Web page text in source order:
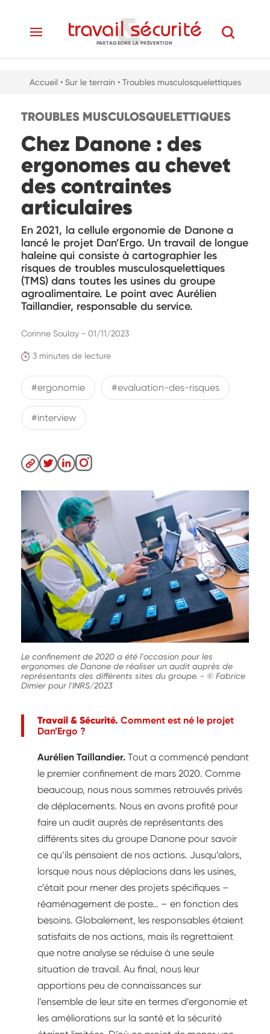
PARTAGEONS LA PRÉVENTION
Accueil • Sur le terrain • Troubles musculosquelettiques
TROUBLES MUSCULOSQUELETTIQUES
Chez Danone : des
ergonomes au chevet
des contraintes
articulaires
En 2021, la cellule ergonomie de Danone a
lancé le projet Dan’Ergo. Un travail de longue
haleine qui consiste à cartographier les
risques de troubles musculosquelettiques
(TMS) dans toutes les usines du groupe
agroalimentaire. Le point avec Aurélien
Taillandier, responsable du service.
3 minutes de lecture
Corinne Soulay - 01/11/2023
#ergonomie #evaluation-des-risques
#interview
Le confinement de 2020 a été l'occasion pour les
ergonomes de Danone de réaliser un audit auprès de
représentants des différents sites du groupe. - © Fabrice
Dimier pour l'INRS/2023
Travail & Sécurité. Comment est né le projet
Dan’Ergo ?
Aurélien Taillandier. Tout a commencé pendant
le premier confinement de mars 2020. Comme
beaucoup, nous nous sommes retrouvés privés
de déplacements. Nous en avons profité pour
faire un audit auprès de représentants des
différents sites du groupe Danone pour savoir
ce qu’ils pensaient de nos actions. Jusqu’alors,
lorsque nous nous déplacions dans les usines,
c’était pour mener des projets spécifiques –
réaménagement de poste… – en fonction des
besoins. Globalement, les responsables étaient
satisfaits de nos actions, mais ils regrettaient
que notre analyse se réduise à une seule
situation de travail. Au final, nous leur
apportions peu de connaissances sur
l’ensemble de leur site en termes d’ergonomie et
les améliorations sur la santé et la sécurité